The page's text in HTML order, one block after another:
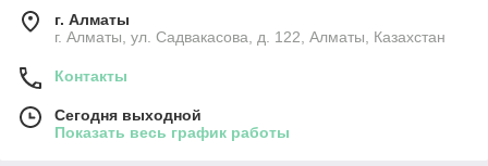
г. Алматы
г. Алматы, ул. Садвакасова, д. 122, Алматы, Казахстан
Контакты
Сегодня выходной
Показать весь график работы